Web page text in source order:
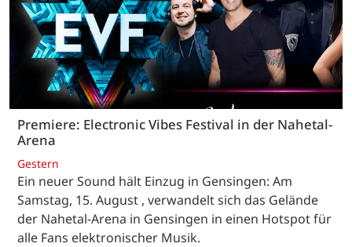
Premiere: Electronic Vibes Festival in der Nahetal-
Arena
Gestern
Ein neuer Sound hält Einzug in Gensingen: Am
Samstag, 15. August , verwandelt sich das Gelände
der Nahetal-Arena in Gensingen in einen Hotspot für
alle Fans elektronischer Musik.